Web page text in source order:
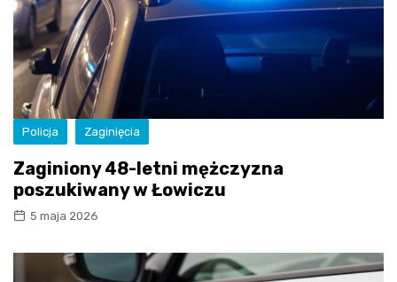
Policja Zaginięcia
Zaginiony 48-letni mężczyzna
poszukiwany w Łowiczu
5 maja 2026